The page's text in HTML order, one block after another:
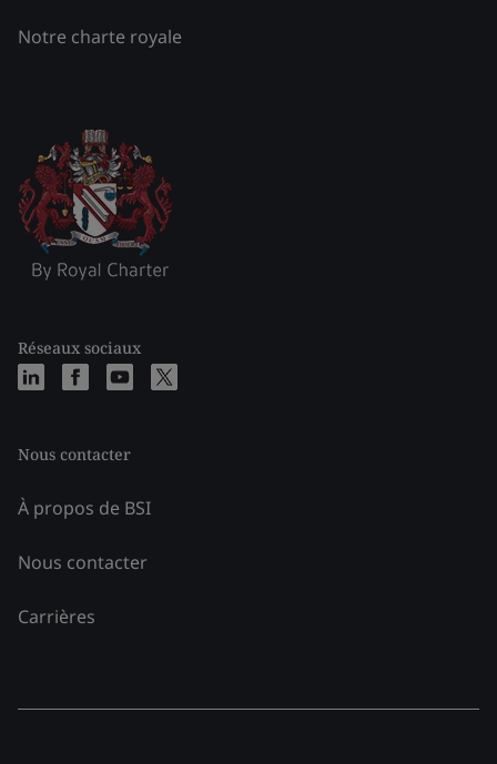
Notre charte royale
Réseaux sociaux
Nous contacter
À propos de BSI
Nous contacter
Carrières